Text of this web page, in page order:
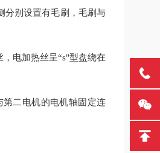
分别设置有毛刷，毛刷与
电加热丝呈“s"型盘绕在
二电机的电机轴固定连